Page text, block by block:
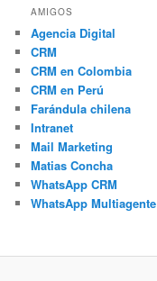
AMIGOS
Agencia Digital
CRM
CRM en Colombia
CRM en Perú
Farándula chilena
Intranet
Mail Marketing
Matias Concha
WhatsApp CRM
WhatsApp Multiagente